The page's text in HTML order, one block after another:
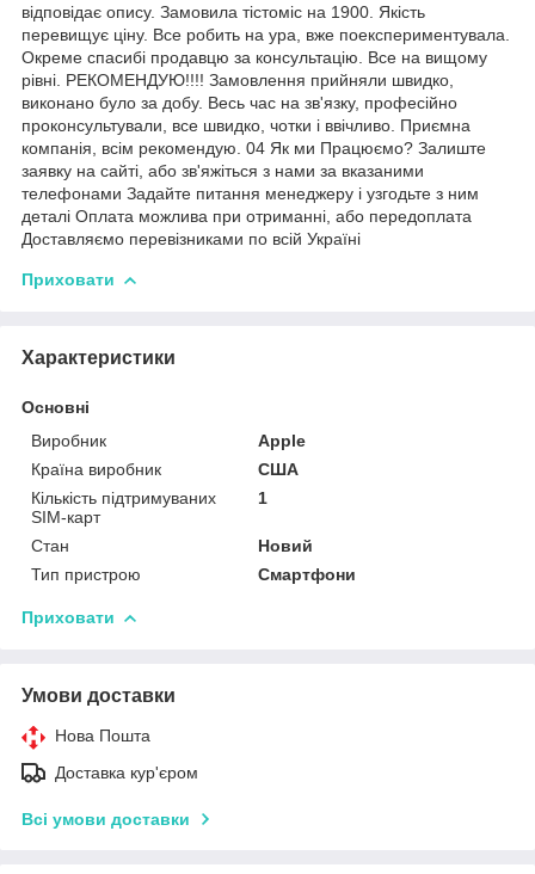
відповідає опису. Замовила тістоміс на 1900. Якість
перевищує ціну. Все робить на ура, вже поекспериментувала.
Окреме спасибі продавцю за консультацію. Все на вищому
рівні. РЕКОМЕНДУЮ!!!! Замовлення прийняли швидко,
виконано було за добу. Весь час на зв'язку, професійно
проконсультували, все швидко, чотки і ввічливо. Приємна
компанія, всім рекомендую. 04 Як ми Працюємо? Залиште
заявку на сайті, або зв'яжіться з нами за вказаними
телефонами Задайте питання менеджеру і узгодьте з ним
деталі Оплата можлива при отриманні, або передоплата
Доставляємо перевізниками по всій Україні
Приховати
Характеристики
Основні
Виробник
Apple
Країна виробник
США
Кількість підтримуваних
SIM-карт
1
Стан
Новий
Тип пристрою
Смартфони
Приховати
Умови доставки
Нова Пошта
Доставка кур'єром
Всі умови доставки